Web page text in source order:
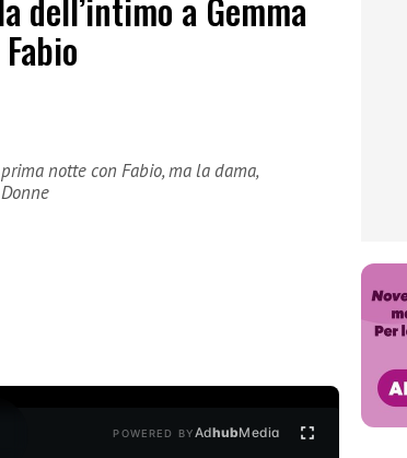
dell’intimo a Gemma
notte con Fabio, ma la dama,
POWERED BYAdhubMedia